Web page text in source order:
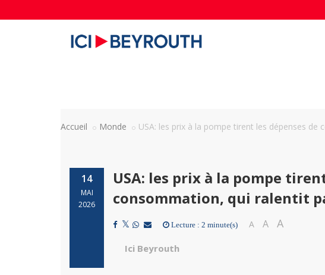
Accueil Monde USA: les prix à la pompe tirent les dépenses
14
MAI
2026
USA: les prix à la pompe
consommation, qui ralentit
Lecture : 2 minute(s) A A A
Ici Beyrouth